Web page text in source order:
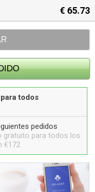
€ 65.73
todos
pedidos
gratuito para todos los
€172